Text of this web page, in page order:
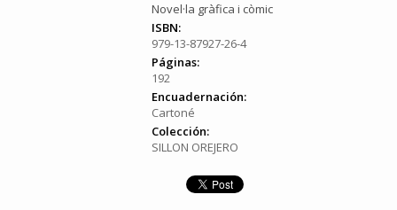
Novel·la gràfica i còmic
ISBN:
979-13-87927-26-4
Páginas:
192
Encuadernación:
Cartoné
Colección:
SILLON OREJERO